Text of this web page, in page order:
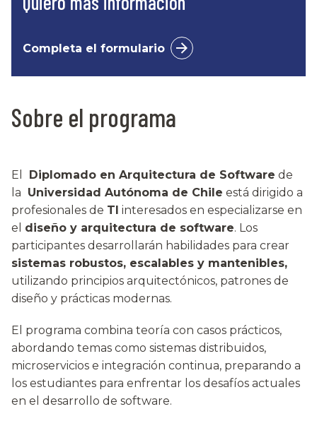
Completa el formulario
Sobre el programa
El Diplomado en Arquitectura de Software de
la Universidad Autónoma de Chile está dirigido a
profesionales de TI interesados en especializarse en
el diseño y arquitectura de software. Los
participantes desarrollarán habilidades para crear
sistemas robustos, escalables y mantenibles,
utilizando principios arquitectónicos, patrones de
diseño y prácticas modernas.
El programa combina teoría con casos prácticos,
abordando temas como sistemas distribuidos,
microservicios e integración continua, preparando a
los estudiantes para enfrentar los desafíos actuales
en el desarrollo de software.